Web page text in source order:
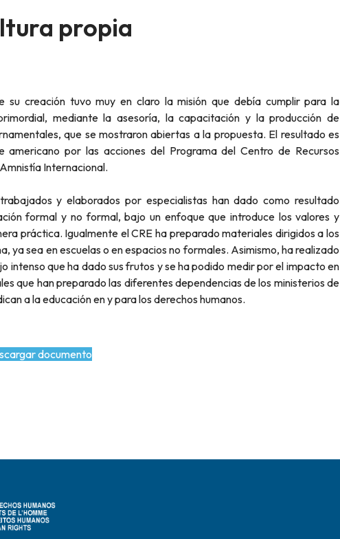
propia
mediante la asesoría, la capacitación y la producción de
que se mostraron abiertas a la propuesta. El resultado es
por las acciones del Programa del Centro de Recursos
Internacional.
y elaborados por especialistas han dado como resultado
formal y no formal, bajo un enfoque que introduce los valores y
práctica. Igualmente el CRE ha preparado materiales dirigidos a los
ya sea en escuelas o en espacios no formales. Asimismo, ha realizado
intenso que ha dado sus frutos y se ha podido medir por el impacto en
que han preparado las diferentes dependencias de los ministerios de
a la educación en y para los derechos humanos.
documento